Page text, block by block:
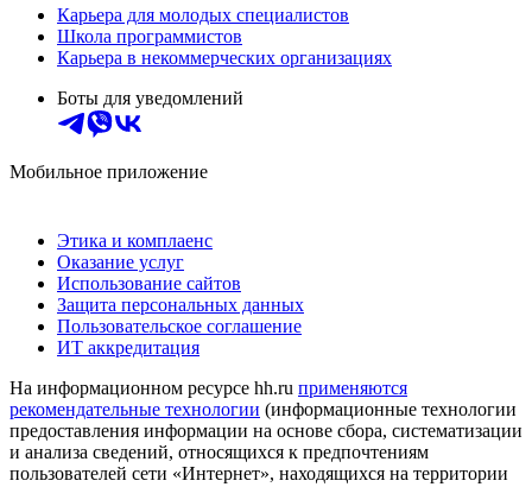
Карьера для молодых специалистов
Школа программистов
Карьера в некоммерческих организациях
Боты для уведомлений
Мобильное приложение
Этика и комплаенс
Оказание услуг
Использование сайтов
Защита персональных данных
Пользовательское соглашение
ИТ аккредитация
На информационном ресурсе hh.ru применяются
рекомендательные технологии (информационные технологии
предоставления информации на основе сбора, систематизации
и анализа сведений, относящихся к предпочтениям
пользователей сети «Интернет», находящихся на территории